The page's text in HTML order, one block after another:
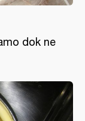
dok ne